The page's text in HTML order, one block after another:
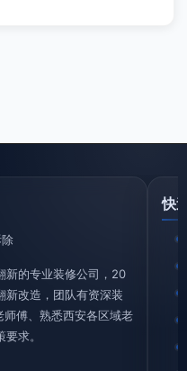
新的专业装修公司，20
新改造，团队有资深装
傅、熟悉西安各区域老
求。
快